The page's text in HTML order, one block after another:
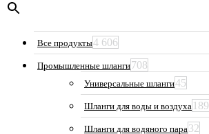
Все продукты4 606
Промышленные шланги708
Универсальные шланги45
Шланги для воды и воздуха 189
Шланги для водяного пара 32